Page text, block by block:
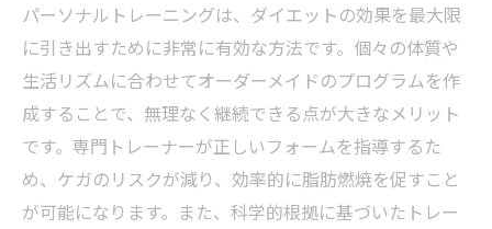
パーソナルトレーニングは、ダイエットの効果を最大限
に引き出すために非常に有効な方法です。個々の体質や
生活リズムに合わせてオーダーメイドのプログラムを作
成することで、無理なく継続できる点が大きなメリット
です。専門トレーナーが正しいフォームを指導するた
め、ケガのリスクが減り、効率的に脂肪燃焼を促すこと
が可能になります。また、科学的根拠に基づいたトレー